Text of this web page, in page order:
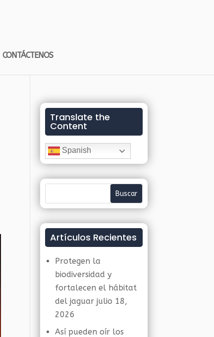
CONTÁCTENOS
Translate the
Content
Spanish
Artículos Recientes
Protegen la
biodiversidad y
fortalecen el hábitat
del jaguar julio 18,
2026
Así pueden oír los